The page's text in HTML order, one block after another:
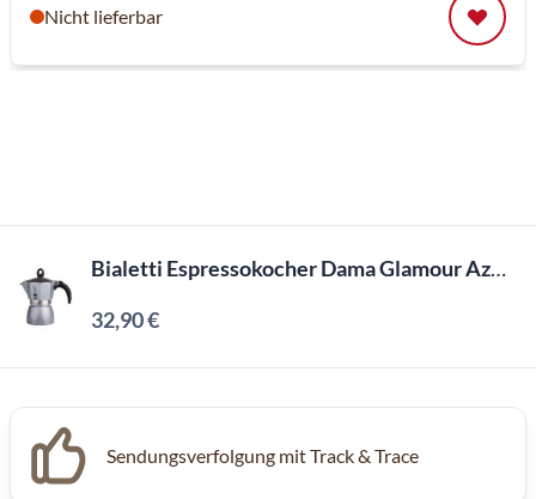
Nicht lieferbar
Bialetti Espressokocher Dama Glamour Azurro 3 tassen
32,90 €
Sendungsverfolgung mit Track & Trace